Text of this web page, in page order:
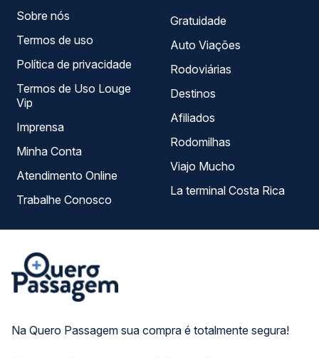
Na Quero Passagem sua compra é totalmente segura!
Sobre nós
Termos de uso
Política de privacidade
Termos de Uso Louge
Vip
Imprensa
Minha Conta
Atendimento Online
Trabalhe Conosco
Gratuidade
Auto Viações
Rodoviárias
Destinos
Afiliados
Rodomilhas
Viajo Mucho
La terminal Costa Rica